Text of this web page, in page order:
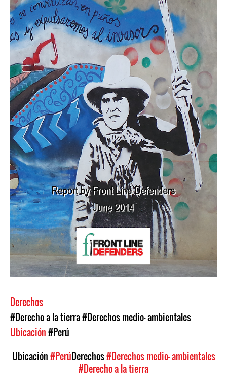
Derechos
#Derecho a la tierra#Derechos medio- ambientales
Ubicación#Perú
Ubicación#PerúDerechos#Derechos medio- ambientales
#Derecho a la tierra